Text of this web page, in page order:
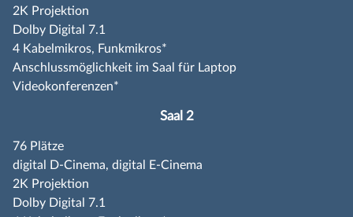
2K Projektion
Dolby Digital 7.1
4 Kabelmikros, Funkmikros*
Anschlussmöglichkeit im Saal für Laptop
Videokonferenzen*
Saal 2
76 Plätze
digital D-Cinema, digital E-Cinema
2K Projektion
Dolby Digital 7.1